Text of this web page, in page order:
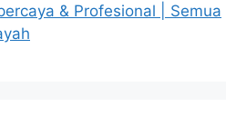
& Profesional | Semua